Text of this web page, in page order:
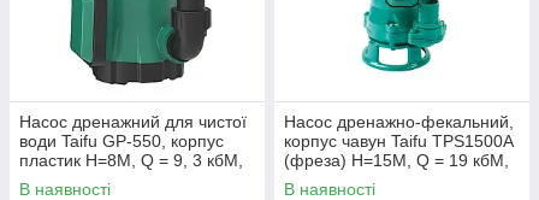
Насос дренажний для чистої
води Taifu GP-550, корпус
пластик Н=8М, Q = 9, 3 кбМ,
P = 550 Вт (TF0027)
В наявності
Насос дренажно-фекальний,
корпус чавун Taifu TPS1500A
(фреза) Н=15М, Q = 19 кбМ,
P = 1500 Вт (TF0034)
В наявності